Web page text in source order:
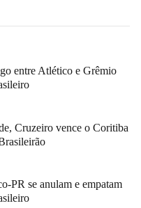
entre Atlético e Grêmio
Cruzeiro vence o Coritiba
PR se anulam e empatam